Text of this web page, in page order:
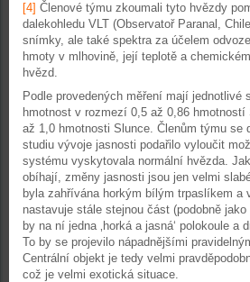
[4] Členové týmu zkoumali tyto hvězdy
dalekohledu VLT (Observatoř Paranal,
snímky, ale také spektra za účelem
hmoty v mlhovině, její teplotě a
hvězd.
Podle provedených měření mají jednotlivé
hmotnost v rozmezí 0,5 až 0,86
až 1,0 hmotnosti Slunce. Členům týmu se
studiu vývoje jasnosti podařilo vyloučit
systému vyskytovala normální hvězda.
obíhají, změny jasnosti jsou jen velmi
byla zahřívána horkým bílým trpaslíkem a
nastavuje stále stejnou část (podobně
by na ní jedna ‚horká a jasná‘ polokoule a
To by se projevilo nápadnějšími
Centrální objekt je tedy velmi
což je velmi exotická situace.